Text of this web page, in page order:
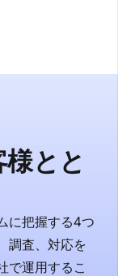
とと
に把握する4つ
調査、対応を
で運用するこ